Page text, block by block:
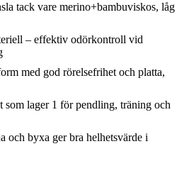
tack vare merino+bambuviskos, låg
– effektiv odörkontroll vid
med god rörelsefrihet och platta,
som lager 1 för pendling, träning och
och byxa ger bra helhetsvärde i